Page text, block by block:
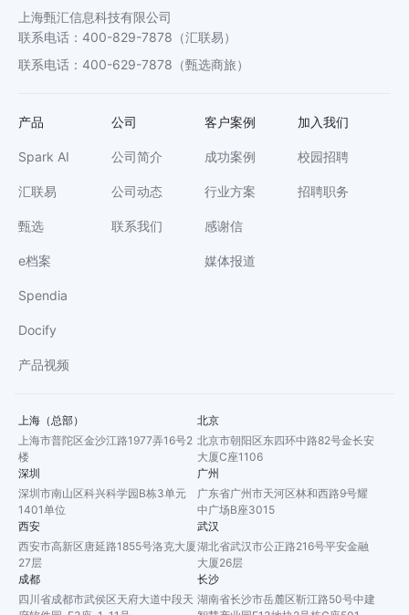
上海甄汇信息科技有限公司
联系电话 ： 400-829-7878 （汇联易）
联系电话 ： 400-629-7878 （甄选商旅）
产品
Spark AI
汇联易
甄选
e档案
Spendia
Docify
产品视频
公司
公司简介
公司动态
联系我们
客户案例
成功案例
行业方案
感谢信
媒体报道
加入我们
校园招聘
招聘职务
上海（总部）
上海市普陀区金沙江路1977弄16号2
楼
北京
北京市朝阳区东四环中路82号金长安
大厦C座1106
深圳
深圳市南山区科兴科学园B栋3单元
1401单位
广州
广东省广州市天河区林和西路9号耀
中广场B座3015
西安
西安市高新区唐延路1855号洛克大厦
27层
武汉
湖北省武汉市公正路216号平安金融
大厦26层
成都
四川省成都市武侯区天府大道中段天
长沙
湖南省长沙市岳麓区靳江路50号中建